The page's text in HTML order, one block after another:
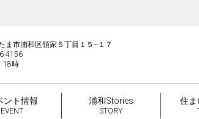
ま市浦和区領家５丁目１５−１７
4156
18時
ント情報
EVENT
浦和Stories
STORY
住ま